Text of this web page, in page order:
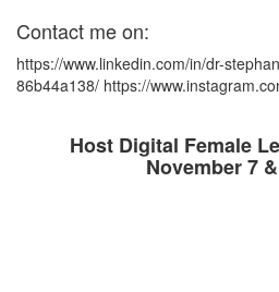
Contact me on:
https://www.linkedin.com/in/dr-
86b44a138/ https://
Host Digital Female
November 7